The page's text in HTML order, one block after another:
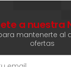
a nuestra
mantenerte al
ofertas